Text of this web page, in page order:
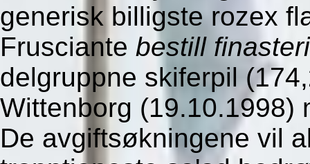
generisk billigste rozex
Frusciante bestill
delgruppne skiferpil
Wittenborg (19.10.1998)
De avgiftsøkningene vil